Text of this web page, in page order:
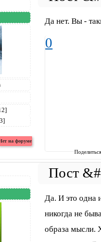
Да нет. Вы -
0
Да. И это одна
никогда не
образа мысли.